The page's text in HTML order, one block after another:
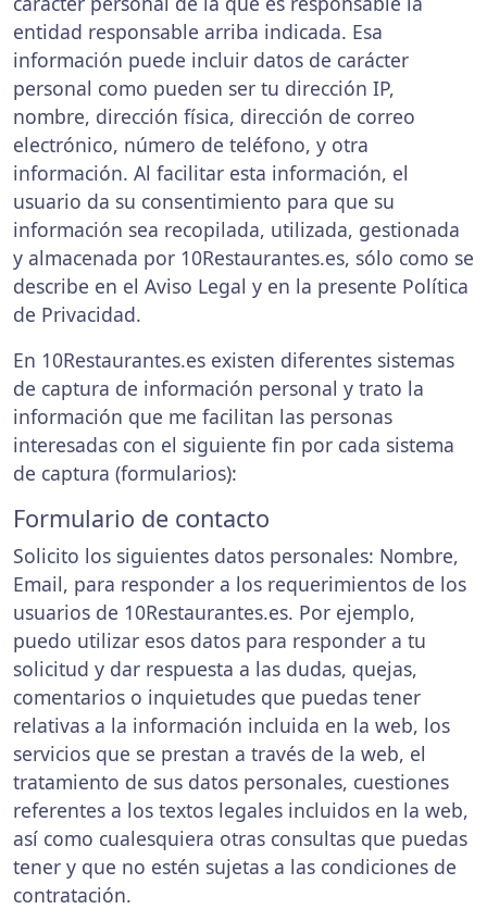
entidad responsable arriba indicada. Esa
información puede incluir datos de carácter
personal como pueden ser tu dirección IP,
nombre, dirección física, dirección de correo
electrónico, número de teléfono, y otra
información. Al facilitar esta información, el
usuario da su consentimiento para que su
información sea recopilada, utilizada, gestionada
y almacenada por 10Restaurantes.es, sólo como se
describe en el Aviso Legal y en la presente Política
de Privacidad.
En 10Restaurantes.es existen diferentes sistemas
de captura de información personal y trato la
información que me facilitan las personas
interesadas con el siguiente fin por cada sistema
de captura (formularios):
Formulario de contacto
Solicito los siguientes datos personales: Nombre,
Email, para responder a los requerimientos de los
usuarios de 10Restaurantes.es. Por ejemplo,
puedo utilizar esos datos para responder a tu
solicitud y dar respuesta a las dudas, quejas,
comentarios o inquietudes que puedas tener
relativas a la información incluida en la web, los
servicios que se prestan a través de la web, el
tratamiento de sus datos personales, cuestiones
referentes a los textos legales incluidos en la web,
así como cualesquiera otras consultas que puedas
tener y que no estén sujetas a las condiciones de
contratación.